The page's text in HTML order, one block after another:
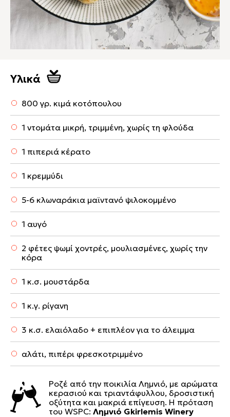
Υλικά
800 γρ. κιμά κοτόπουλου
1 ντομάτα μικρή, τριμμένη, χωρίς τη φλούδα
1 πιπεριά κέρατο
1 κρεμμύδι
5-6 κλωναράκια μαϊντανό ψιλοκομμένο
1 αυγό
2 φέτες ψωμί χοντρές, μουλιασμένες, χωρίς την
κόρα
1 κ.σ. μουστάρδα
1 κ.γ. ρίγανη
3 κ.σ. ελαιόλαδο + επιπλέον για το άλειμμα
αλάτι, πιπέρι φρεσκοτριμμένο
Ροζέ από την ποικιλία Λημνιό, με αρώματα
κερασιού και τριαντάφυλλου, δροσιστική
οξύτητα και μακριά επίγευση. Η πρόταση
του WSPC: Λημνιό Gkirlemis Winery